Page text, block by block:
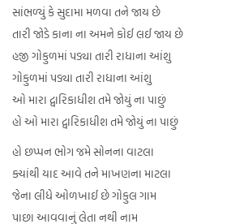
સાંભળ્યું કે સુદામા મળવા તને જાય છે
તારી જોડે કાના ના અમને કોઈ લઈ જાય છે
હજી ગોકુળમાં પડ્યા તારી રાધાના આંશુ
ગોકુળમાં પડ્યા તારી રાધાના આંશુ
ઓ મારા દ્વારિકાધીશ તમે જોયું ના પાછું
હો ઓ મારા દ્વારિકાધીશ તમે જોયું ના પાછું
હો છપ્પન ભોગ જમે સોનના વાટલા
ક્યાંથી યાદ આવે તને માખણના માટલા
જેના લીધે ઓળખાઈ છે ગોકુલ ગામ
પાછા આવવાનું લેતા નથી નામ